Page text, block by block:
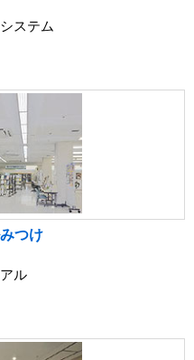
ステム
つけ
ル